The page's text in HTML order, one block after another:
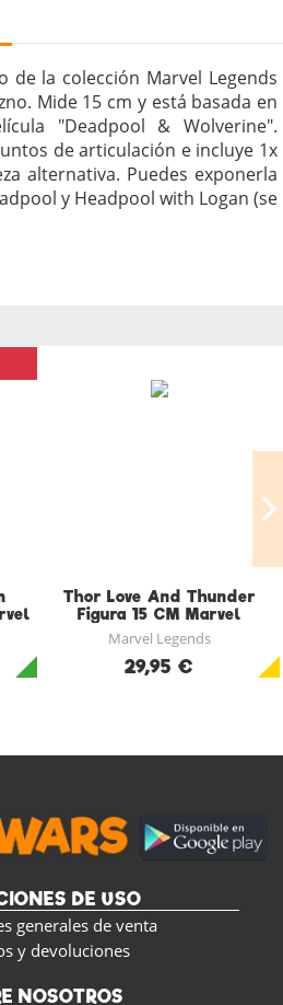
de la colección Marvel Legends
Mide 15 cm y está basada en
"Deadpool & Wolverine".
de articulación e incluye 1x
alternativa. Puedes exponerla
y Headpool with Logan (se
Thor Love And Thunder
Figura 15 CM Marvel
Legends
Marvel Legends
29,95 €
DE USO
generales de venta
y devoluciones
NOSOTROS